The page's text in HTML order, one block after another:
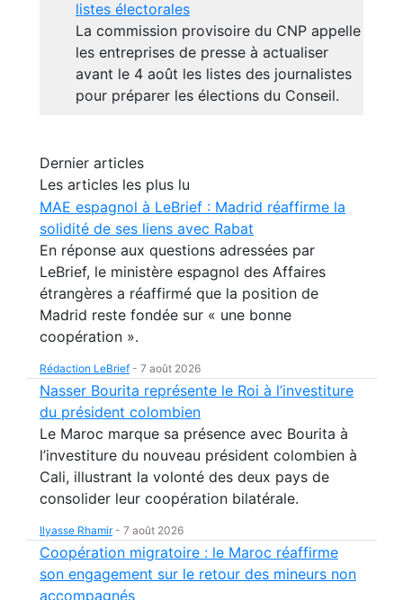
listes électorales
La commission provisoire du CNP appelle
les entreprises de presse à actualiser
avant le 4 août les listes des journalistes
pour préparer les élections du Conseil.
Dernier articles
Les articles les plus lu
MAE espagnol à LeBrief : Madrid réaffirme la
solidité de ses liens avec Rabat
En réponse aux questions adressées par
LeBrief, le ministère espagnol des Affaires
étrangères a réaffirmé que la position de
Madrid reste fondée sur « une bonne
coopération ».
Rédaction LeBrief - 7 août 2026
Nasser Bourita représente le Roi à l’investiture
du président colombien
Le Maroc marque sa présence avec Bourita à
l’investiture du nouveau président colombien à
Cali, illustrant la volonté des deux pays de
consolider leur coopération bilatérale.
Ilyasse Rhamir- 7 août 2026
Coopération migratoire : le Maroc réaffirme
son engagement sur le retour des mineurs non
accompagnés